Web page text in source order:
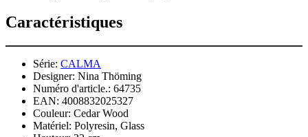
Caractéristiques
Série: CALMA
Designer: Nina Thöming
Numéro d'article.: 64735
EAN: 4008832025327
Couleur: Cedar Wood
Matériel: Polyresin, Glass